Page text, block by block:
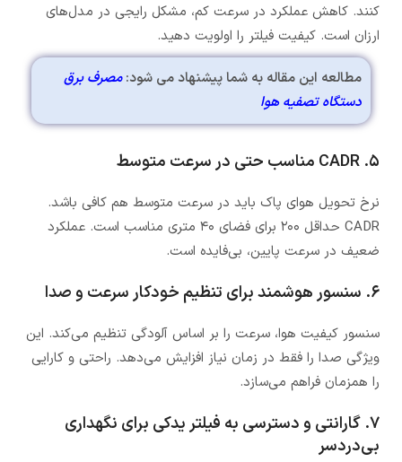
کنند. کاهش عملکرد در سرعت کم، مشکل رایجی در مدل‌های
ارزان است. کیفیت فیلتر را اولویت دهید.
مطالعه این مقاله به شما پیشنهاد می شود:مصرف برق
دستگاه تصفیه هوا
۵. CADR مناسب حتی در سرعت متوسط
نرخ تحویل هوای پاک باید در سرعت متوسط هم کافی باشد.
CADR حداقل ۲۰۰ برای فضای ۴۰ متری مناسب است. عملکرد
ضعیف در سرعت پایین، بی‌فایده است.
۶. سنسور هوشمند برای تنظیم خودکار سرعت و صدا
سنسور کیفیت هوا، سرعت را بر اساس آلودگی تنظیم می‌کند. این
ویژگی صدا را فقط در زمان نیاز افزایش می‌دهد. راحتی و کارایی
را همزمان فراهم می‌سازد.
۷. گارانتی و دسترسی به فیلتر یدکی برای نگهداری
بی‌دردسر